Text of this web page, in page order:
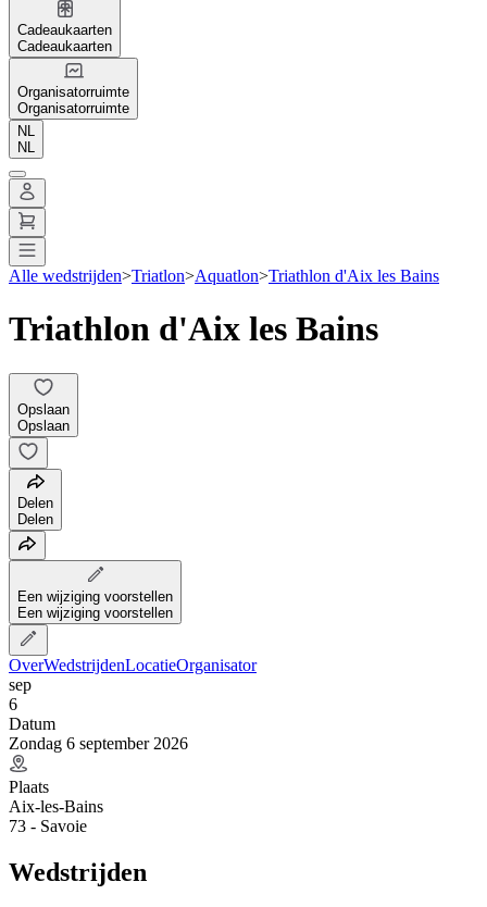
Cadeaukaarten
Cadeaukaarten
Organisatorruimte
Organisatorruimte
NL
NL
Alle wedstrijden>Triatlon>Aquatlon>Triathlon d'Aix les Bains
Triathlon d'Aix les Bains
Opslaan
Opslaan
Delen
Delen
Een wijziging voorstellen
Een wijziging voorstellen
OverWedstrijdenLocatieOrganisator
sep
6
Datum
Zondag 6 september 2026
Plaats
Aix-les-Bains
73 - Savoie
Wedstrijden